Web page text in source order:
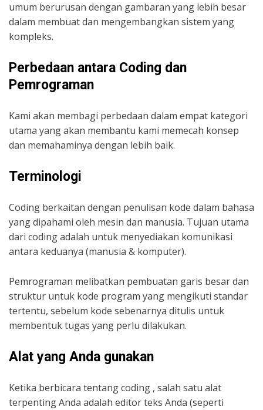
umum berurusan dengan gambaran yang lebih besar
dalam membuat dan mengembangkan sistem yang
kompleks.
Perbedaan antara Coding dan
Pemrograman
Kami akan membagi perbedaan dalam empat kategori
utama yang akan membantu kami memecah konsep
dan memahaminya dengan lebih baik.
Terminologi
Coding berkaitan dengan penulisan kode dalam bahasa
yang dipahami oleh mesin dan manusia. Tujuan utama
dari coding adalah untuk menyediakan komunikasi
antara keduanya (manusia & komputer).
Pemrograman melibatkan pembuatan garis besar dan
struktur untuk kode program yang mengikuti standar
tertentu, sebelum kode sebenarnya ditulis untuk
membentuk tugas yang perlu dilakukan.
Alat yang Anda gunakan
Ketika berbicara tentang coding , salah satu alat
terpenting Anda adalah editor teks Anda (seperti